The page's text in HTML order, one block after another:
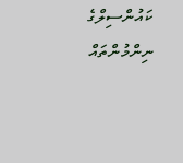
ކައުންސިލްގެ
ނިންމުންތައް